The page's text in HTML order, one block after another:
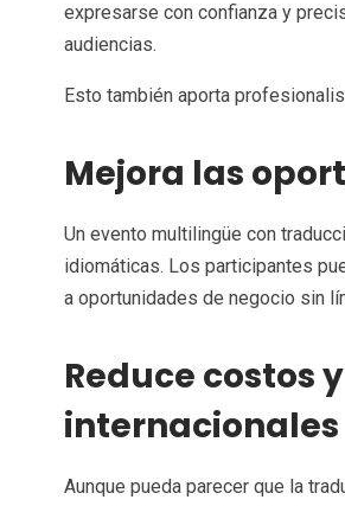
expresarse con confianza y
audiencias.
Esto también aporta
Mejora las
Un evento multilingüe con
idiomáticas. Los participantes
a oportunidades de negocio sin
Reduce costos
internacionales
Aunque pueda parecer que la